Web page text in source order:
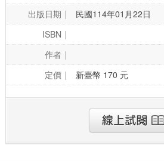
出版日期
民國114年01月22日
ISBN
作者
定價
新臺幣 170 元